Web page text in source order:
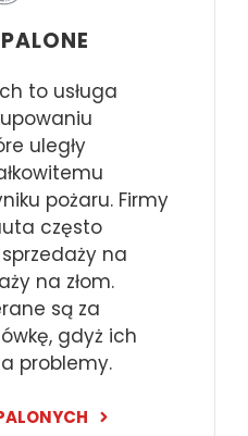
to usługa
uległy
pożaru. Firmy
często
na
na złom.
są za
gdyż ich
problemy.